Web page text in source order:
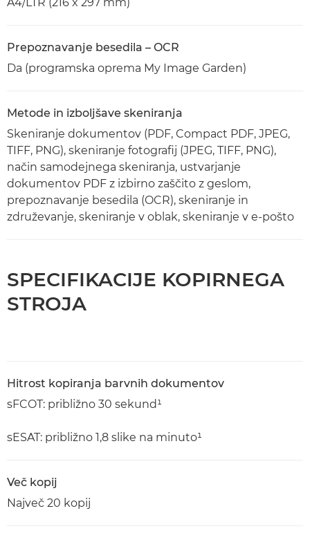
Prepoznavanje besedila – OCR
Da (programska oprema My Image Garden)
Metode in izboljšave skeniranja
Skeniranje dokumentov (PDF, Compact PDF, JPEG,
TIFF, PNG), skeniranje fotografij (JPEG, TIFF, PNG),
način samodejnega skeniranja, ustvarjanje
dokumentov PDF z izbirno zaščito z geslom,
prepoznavanje besedila (OCR), skeniranje in
združevanje, skeniranje v oblak, skeniranje v e-pošto
SPECIFIKACIJE KOPIRNEGA
STROJA
Hitrost kopiranja barvnih dokumentov
sFCOT: približno 30 sekund¹
sESAT: približno 1,8 slike na minuto¹
Več kopij
Največ 20 kopij